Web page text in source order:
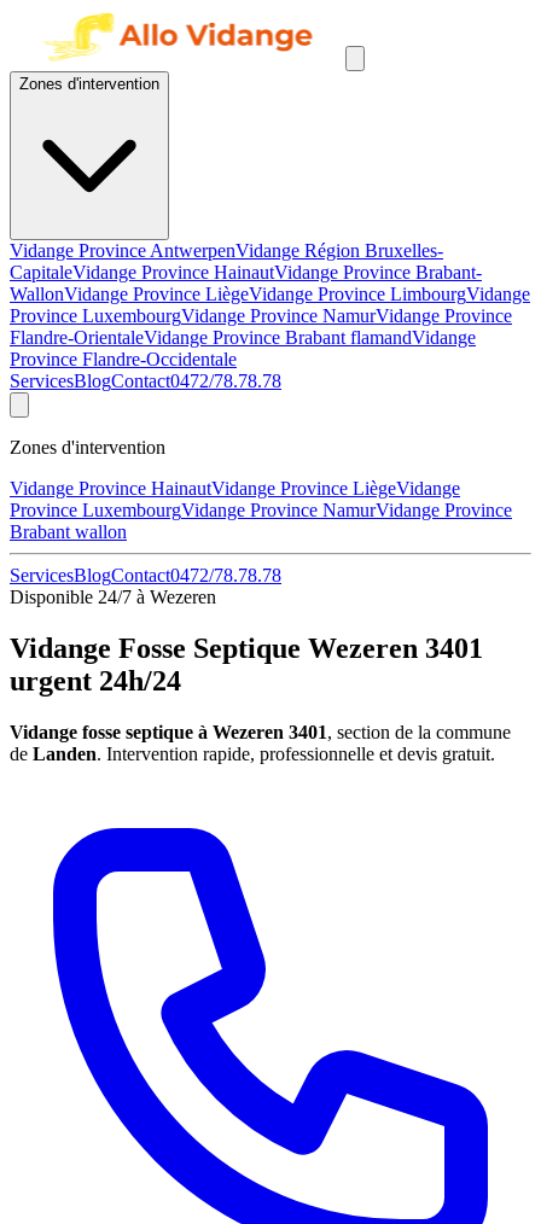
Zones d'intervention
Vidange Province AntwerpenVidange Région Bruxelles-
CapitaleVidange Province HainautVidange Province Brabant-
WallonVidange Province LiègeVidange Province LimbourgVidange
Province LuxembourgVidange Province NamurVidange Province
Flandre-OrientaleVidange Province Brabant flamandVidange
Province Flandre-Occidentale
ServicesBlogContact0472/78.78.78
Zones d'intervention
Vidange Province HainautVidange Province LiègeVidange
Province LuxembourgVidange Province NamurVidange Province
Brabant wallon
ServicesBlogContact0472/78.78.78
Disponible 24/7 à Wezeren
Vidange Fosse Septique Wezeren 3401
urgent 24h/24
Vidange fosse septique à Wezeren 3401, section de la commune
de Landen. Intervention rapide, professionnelle et devis gratuit.